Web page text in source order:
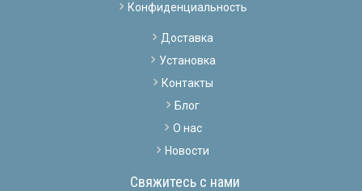
Конфиденциальность
Доставка
Установка
Контакты
Блог
О нас
Новости
Свяжитесь с нами